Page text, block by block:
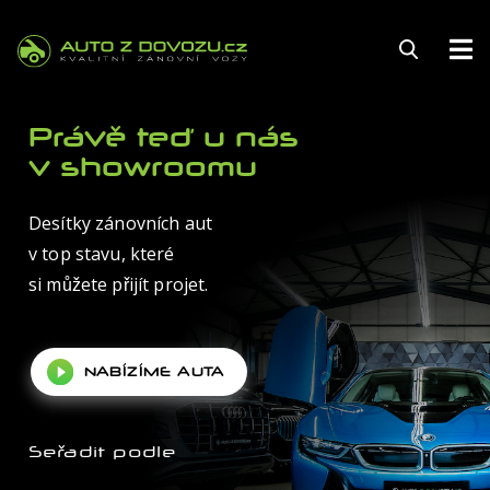
KARIÉRA
AUTOSERVIS
Právě teď u nás
v showroomu
Desítky zánovních aut
v top stavu, které
si můžete přijít projet.
NABÍZÍME AUTA
Seřadit podle